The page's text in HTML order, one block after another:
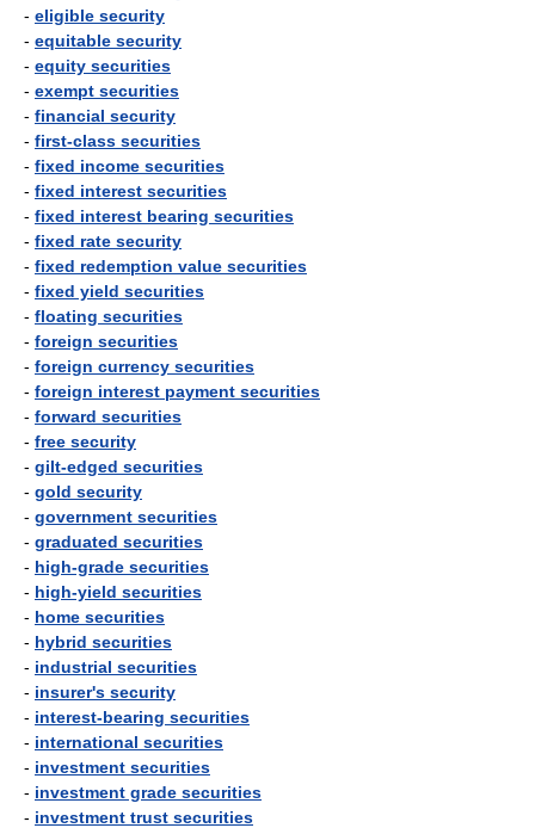
- eligible security
- equitable security
- equity securities
- exempt securities
- financial security
- first-class securities
- fixed income securities
- fixed interest securities
- fixed interest bearing securities
- fixed rate security
- fixed redemption value securities
- fixed yield securities
- floating securities
- foreign securities
- foreign currency securities
- foreign interest payment securities
- forward securities
- free security
- gilt-edged securities
- gold security
- government securities
- graduated securities
- high-grade securities
- high-yield securities
- home securities
- hybrid securities
- industrial securities
- insurer's security
- interest-bearing securities
- international securities
- investment securities
- investment grade securities
- investment trust securities